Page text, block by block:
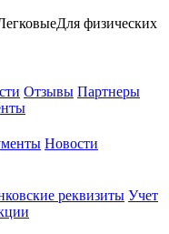
Для физических
Отзывы Партнеры
Новости
реквизиты Учет